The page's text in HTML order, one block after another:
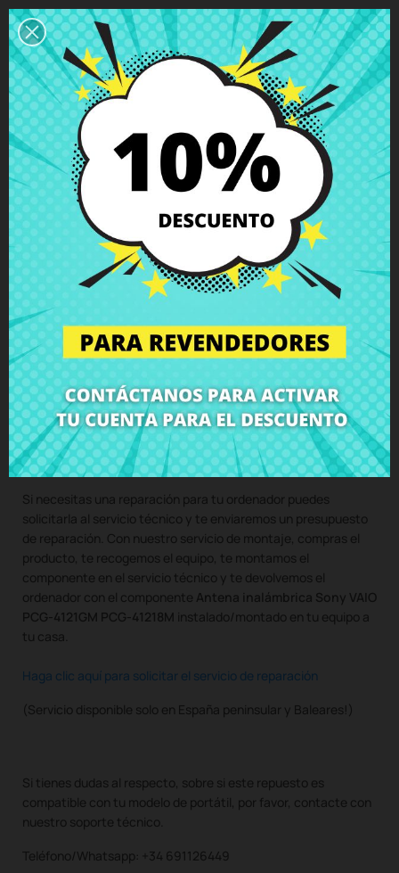
Descripción
Detalles del producto
Grados
Comentarios
Antena inalámbrica Sony VAIO PCG-
4121GM PCG-41218M
CompraAntena inalámbrica Sony VAIO PCG-4121GM PCG-
41218Mal mejor precio en CRParts - PRODUCTO USADO
ORIGINAL - disponible también con nuestro servicio de
montaje.
Si necesitas una reparación para tu ordenador puedes
solicitarla al servicio técnico y te enviaremos un presupuesto
de reparación. Con nuestro servicio de montaje, compras el
producto, te recogemos el equipo, te montamos el
componente en el servicio técnico y te devolvemos el
ordenador con el componente Antena inalámbrica Sony VAIO
PCG-4121GM PCG-41218M instalado/montado en tu equipo a
tu casa.
Haga clic aquí para solicitar el servicio de reparación
(Servicio disponible solo en España peninsular y Baleares!)
Si tienes dudas al respecto, sobre si este repuesto es
compatible con tu modelo de portátil, por favor, contacte con
nuestro soporte técnico.
Teléfono/Whatsapp: +34 691126449